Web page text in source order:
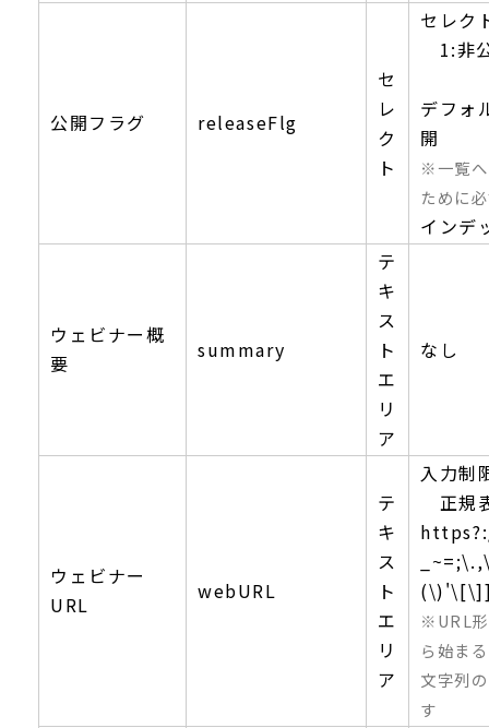
公開フラグ releaseFlg
セ
レ
ク
ト
セレク
1:非
デフォ
開
※一覧
ために
インデ
ウェビナー概
要
summary
テ
キ
ス
ト
エ
リ
ア
なし
ウェビナー
URL
webURL
テ
キ
ス
ト
エ
リ
ア
入力制
正規
※URL
ら始ま
文字列
す